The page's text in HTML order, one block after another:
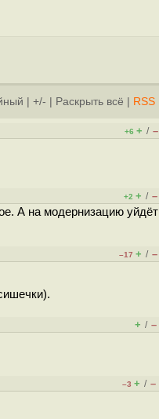
+/- Раскрыть всё RSS
+6 + / –
+2 + / –
А на модернизацию уйдёт
–17 + / –
+ / –
–3 + / –